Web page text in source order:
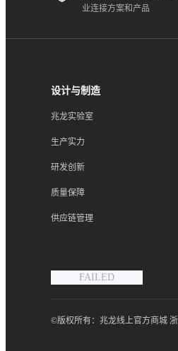
业连接方案和产品
设计与制造
兆龙实验室
生产实力
研发创新
质量保障
供应链管理
FAILED
©版权所有：兆龙线上官方商城 浙